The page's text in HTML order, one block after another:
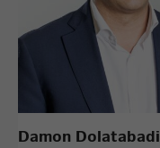
Damon Dolatabadi